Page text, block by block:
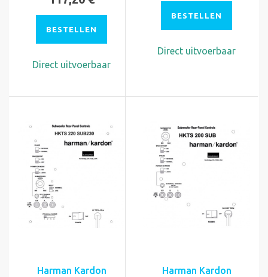
BESTELLEN
Direct uitvoerbaar
BESTELLEN
Direct uitvoerbaar
Harman Kardon
Harman Kardon